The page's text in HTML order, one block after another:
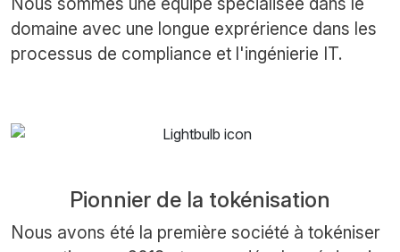
domaine avec une longue exprérience dans les
processus de compliance et l'ingénierie IT.
Pionnier de la tokénisation
Nous avons été la première société à tokéniser